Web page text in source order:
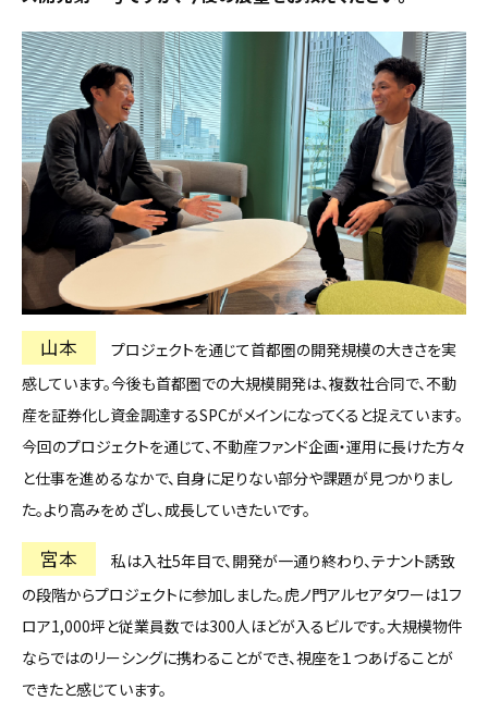
山本
プロジェクトを通じて首都圏の開発規模の大きさを実
感しています。今後も首都圏での大規模開発は、複数社合同で、不動
産を証券化し資金調達するSPCがメインになってくると捉えています。
今回のプロジェクトを通じて、不動産ファンド企画・運用に長けた方々
と仕事を進めるなかで、自身に足りない部分や課題が見つかりまし
た。より高みをめざし、成長していきたいです。
宮本
私は入社5年目で、開発が一通り終わり、テナント誘致
の段階からプロジェクトに参加しました。虎ノ門アルセアタワーは1フ
ロア1,000坪と従業員数では300人ほどが入るビルです。大規模物件
ならではのリーシングに携わることができ、視座を１つあげることが
できたと感じています。